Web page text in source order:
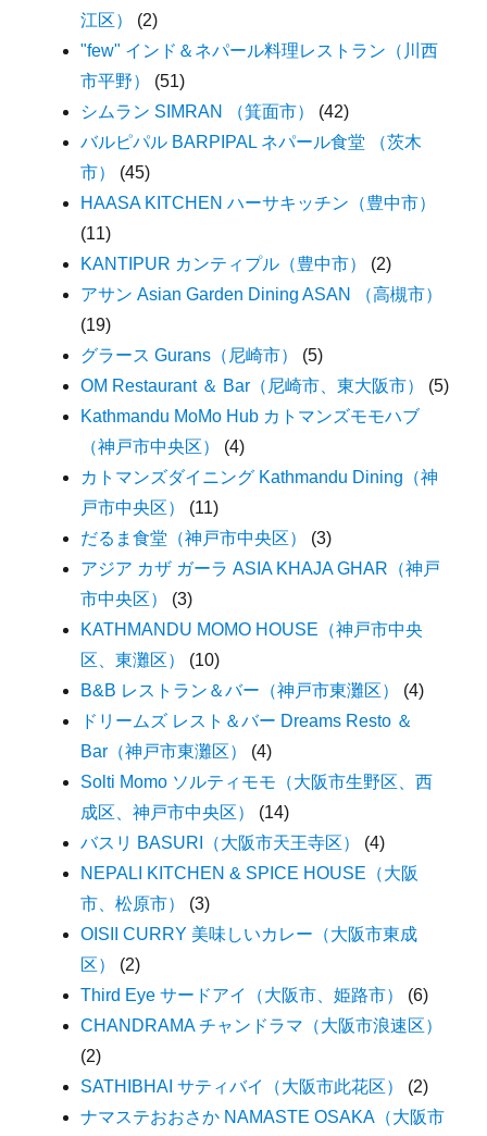
江区）
(2)
"few" インド＆ネパール料理レストラン（川西
市平野）
(51)
シムラン SIMRAN （箕面市）
(42)
バルピパル BARPIPAL ネパール食堂 （茨木
市）
(45)
HAASA KITCHEN ハーサキッチン（豊中市）
(11)
KANTIPUR カンティプル（豊中市）
(2)
アサン Asian Garden Dining ASAN （高槻市）
(19)
グラース Gurans（尼崎市）
(5)
OM Restaurant ＆ Bar（尼崎市、東大阪市）
(5)
Kathmandu MoMo Hub カトマンズモモハブ
（神戸市中央区）
(4)
カトマンズダイニング Kathmandu Dining（神
戸市中央区）
(11)
だるま食堂（神戸市中央区）
(3)
アジア カザ ガーラ ASIA KHAJA GHAR（神戸
市中央区）
(3)
KATHMANDU MOMO HOUSE（神戸市中央
区、東灘区）
(10)
B&B レストラン＆バー（神戸市東灘区）
(4)
ドリームズ レスト＆バー Dreams Resto ＆
Bar（神戸市東灘区）
(4)
Solti Momo ソルティモモ（大阪市生野区、西
成区、神戸市中央区）
(14)
バスリ BASURI（大阪市天王寺区）
(4)
NEPALI KITCHEN & SPICE HOUSE（大阪
市、松原市）
(3)
OISII CURRY 美味しいカレー（大阪市東成
区）
(2)
Third Eye サードアイ（大阪市、姫路市）
(6)
CHANDRAMA チャンドラマ（大阪市浪速区）
(2)
SATHIBHAI サティバイ（大阪市此花区）
(2)
ナマステおおさか NAMASTE OSAKA（大阪市